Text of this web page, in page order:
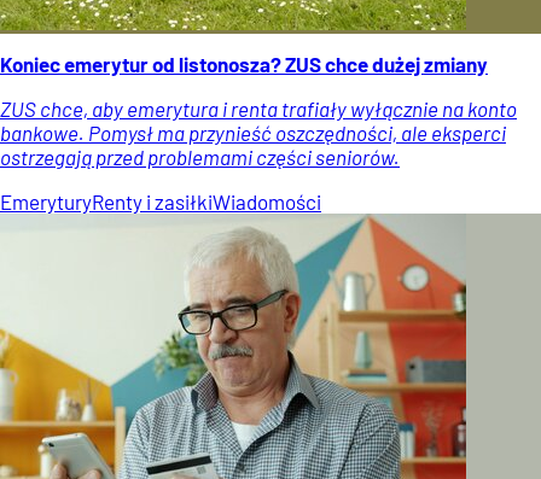
Koniec emerytur od listonosza? ZUS chce dużej zmiany
ZUS chce, aby emerytura i renta trafiały wyłącznie na konto
bankowe. Pomysł ma przynieść oszczędności, ale eksperci
ostrzegają przed problemami części seniorów.
EmeryturyRenty i zasiłkiWiadomości